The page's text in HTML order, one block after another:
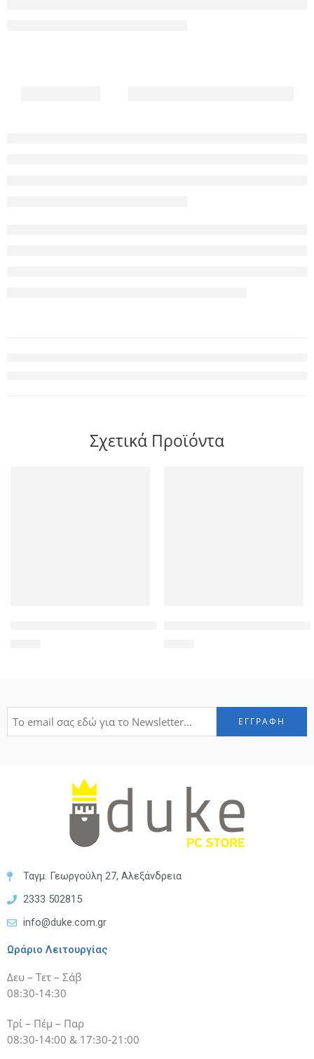
Σχετικά Προϊόντα
Ταγμ. Γεωργούλη 27, Αλεξάνδρεια
2333 502815
info@duke.com.gr
Ωράριο Λειτουργίας
Δευ – Τετ – Σάβ
08:30-14:30
Τρί – Πέμ – Παρ
08:30-14:00 & 17:30-21:00